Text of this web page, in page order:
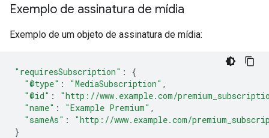
Exemplo de assinatura de mídia
Exemplo de um objeto de assinatura de mídia:
"requiresSubscription" :
{
"@type" : "MediaSubscription" ,
"@id" :
"http://www.example.com/
"name" : "Example Premium" ,
"sameAs" :
"http://www.example.com/
}